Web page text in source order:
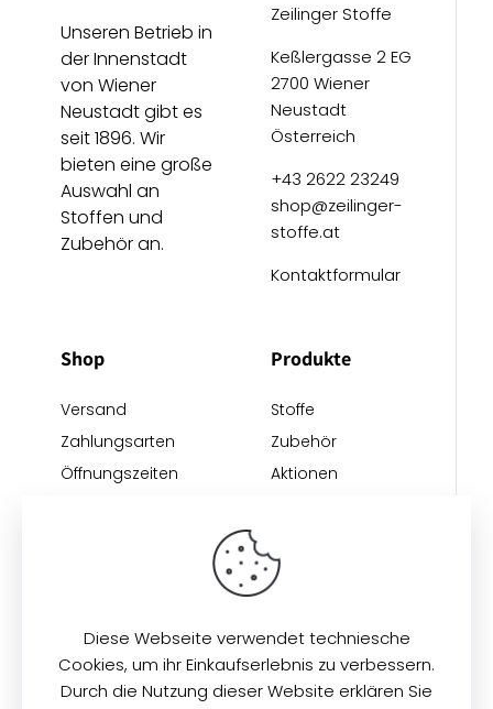
Unseren Betrieb in
der Innenstadt
von Wiener
Neustadt gibt es
seit 1896. Wir
bieten eine große
Auswahl an
Stoffen und
Zubehör an.
Zeilinger Stoffe
Keßlergasse 2 EG
2700 Wiener
Neustadt
Österreich
+43 2622 23249
shop@zeilinger-
stoffe.at
Kontaktformular
Shop
Versand
Zahlungsarten
Öffnungszeiten
Produkte
Stoffe
Zubehör
Aktionen
Diese Webseite verwendet techniesche
Cookies, um ihr Einkaufserlebnis zu verbessern.
Durch die Nutzung dieser Website erklären Sie